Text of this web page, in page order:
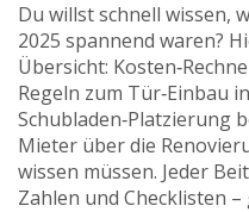
Du willst schnell wissen,
2025 spannend waren?
Übersicht:
Regeln zum Tür‑Einbau
Schubladen‑Platzierung
Mieter über die
wissen müssen. Jeder
Zahlen und Checklisten –